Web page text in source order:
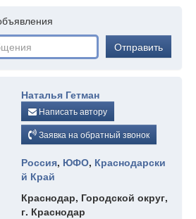
Отправить
Наталья Гетман
Написать автору
Заявка на обратный звонок
Россия, ЮФО, Краснодарски
й Край
Краснодар, Городской округ,
г. Краснодар